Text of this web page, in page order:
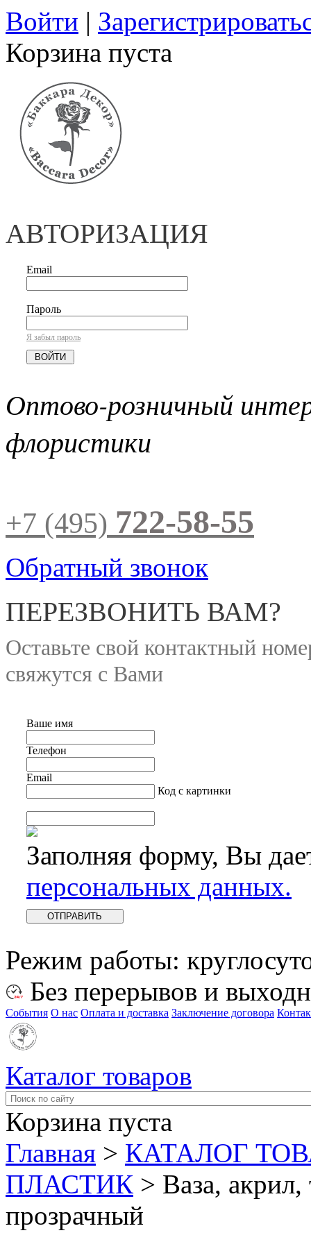
Войти |
Корзина пуста
АВТОРИЗАЦИЯ
Email
Пароль
Я забыл пароль
Оптово-розничный
флористики
+7 (495) 722-58-55
Обратный звонок
ПЕРЕЗВОНИТЬ ВАМ?
Оставьте свой контактный
свяжутся с Вами
Ваше имя
Телефон
Email
Код с картинки
Заполняя форму, Вы
персональных данных.
Режим работы:
Без перерывов и
События О нас Оплата и доставка Заключение договора
Каталог товаров
Корзина пуста
Главная > КАТАЛОГ
ПЛАСТИК > Ваза,
прозрачный